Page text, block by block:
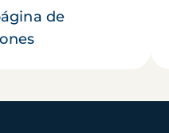
de